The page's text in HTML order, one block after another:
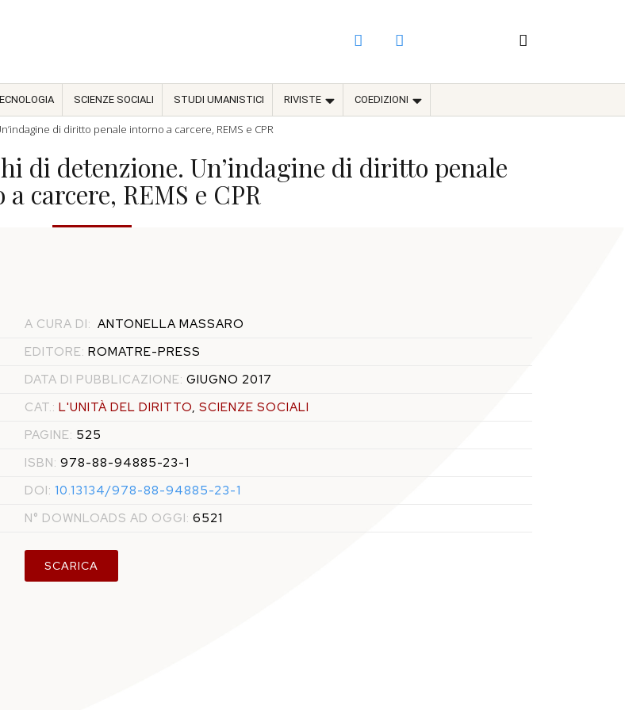
SCIENZE SOCIALI STUDI UMANISTICI RIVISTE COEDIZIONI
di diritto penale intorno a carcere, REMS e CPR
di detenzione. Un’indagine di diritto penale
carcere, REMS e CPR
A CURA DI: ANTONELLA MASSARO
EDITORE: ROMATRE-PRESS
DATA DI PUBBLICAZIONE: GIUGNO 2017
CAT.: L'UNITÀ DEL DIRITTO,SCIENZE SOCIALI
PAGINE: 525
ISBN: 978-88-94885-23-1
DOI: 10.13134/978-88-94885-23-1
N° DOWNLOADS AD OGGI: 6521
SCARICA